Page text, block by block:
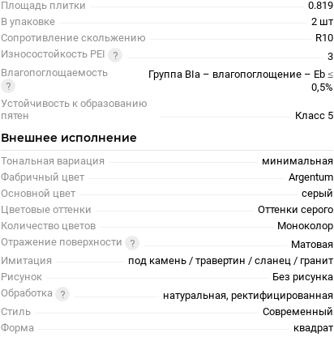
Площадь плитки
0.819
В упаковке
2 шт
Сопротивление скольжению
R10
Износостойкость PEI
3
Влагопоглощаемость
Группа BIa – влагопоглощение – Eb ≤
0,5%
Устойчивость к образованию
пятен
Класс 5
Внешнее исполнение
Тональная вариация
минимальная
Фабричный цвет
Argentum
Основной цвет
серый
Цветовые оттенки
Оттенки серого
Количество цветов
Моноколор
Отражение поверхности
Матовая
Имитация
под камень / травертин / сланец / гранит
Рисунок
Без рисунка
Обработка
натуральная, ректифицированная
Стиль
Современный
Форма
квадрат